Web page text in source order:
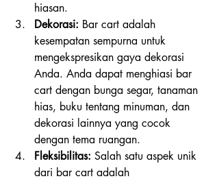
hiasan.
Dekorasi: Bar cart adalah
kesempatan sempurna untuk
mengekspresikan gaya dekorasi
Anda. Anda dapat menghiasi bar
cart dengan bunga segar, tanaman
hias, buku tentang minuman, dan
dekorasi lainnya yang cocok
dengan tema ruangan.
Fleksibilitas: Salah satu aspek unik
dari bar cart adalah